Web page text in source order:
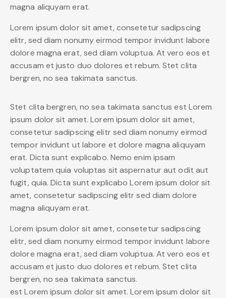
magna aliquyam erat.
Lorem ipsum dolor sit amet, consetetur sadipscing
elitr, sed diam nonumy eirmod tempor invidunt labore
dolore magna erat, sed diam voluptua. At vero eos et
accusam et justo duo dolores et rebum. Stet clita
bergren, no sea takimata sanctus.
Stet clita bergren, no sea takimata sanctus est Lorem
ipsum dolor sit amet. Lorem ipsum dolor sit amet,
consetetur sadipscing elitr sed diam nonumy eirmod
tempor invidunt ut labore et dolore magna aliquyam
erat. Dicta sunt explicabo. Nemo enim ipsam
voluptatem quia voluptas sit aspernatur aut odit aut
fugit, quia. Dicta sunt explicabo Lorem ipsum dolor sit
amet, consetetur sadipscing elitr sed diam dolore
magna aliquyam erat.
Lorem ipsum dolor sit amet, consetetur sadipscing
elitr, sed diam nonumy eirmod tempor invidunt labore
dolore magna erat, sed diam voluptua. At vero eos et
accusam et justo duo dolores et rebum. Stet clita
bergren, no sea takimata sanctus.
est Lorem ipsum dolor sit amet. Lorem ipsum dolor sit